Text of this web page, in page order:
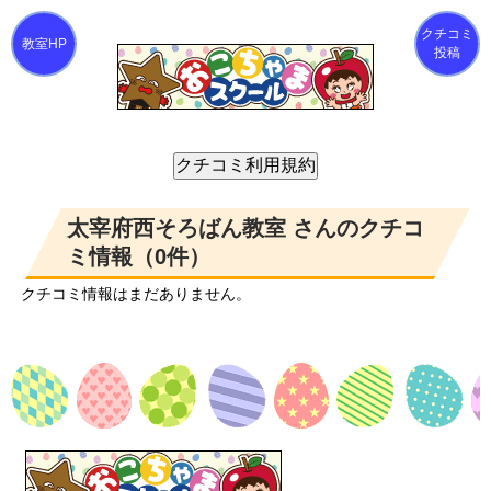
クチコミ
投稿
太宰府西そろばん教室 さんのクチコ
ミ情報（0件）
クチコミ情報はまだありません。